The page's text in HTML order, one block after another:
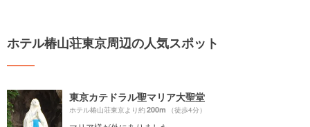
ホテル椿山荘東京周辺の人気スポット
東京カテドラル聖マリア大聖堂
ホテル椿山荘東京より約200m （徒歩4分）